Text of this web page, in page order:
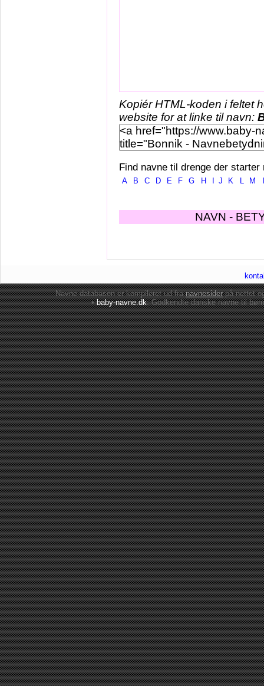
Kopiér HTML-koden i feltet
website for at linke til navn:
Find navne til drenge der starter
A B C D E F G H J K L M
NAVN -
Navne-databasen er kompileret ud franavnesiderpå nettet
•baby-navne.dk: Godkendte danskenavne til børn